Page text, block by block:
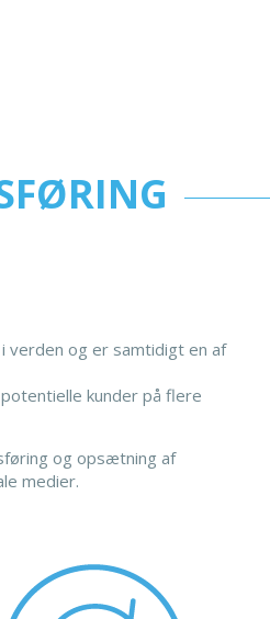
verden og er samtidigt en af
kunder på flere
og opsætning af
medier.